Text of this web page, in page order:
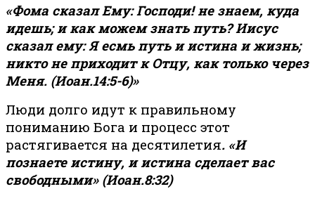
«Фома сказал Ему: Господи! не знаем, куда
идешь; и как можем знать путь? Иисус
сказал ему: Я есмь путь и истина и жизнь;
никто не приходит к Отцу, как только через
Меня. (Иоан.14:5-6)»
Люди долго идут к правильному
пониманию Бога и процесс этот
растягивается на десятилетия. «И
познаете истину, и истина сделает вас
свободными» (Иоан.8:32)